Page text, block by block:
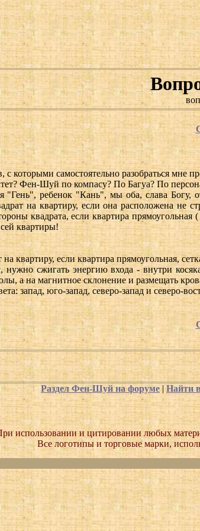
с которыми самостоятельно разобраться
Фен-Шуй по компасу? По Багуа? По
"Гень", ребенок "Кань", мы оба, слава
на квартиру, если она расположена не
квадрата, если квартира
квартиры!
квартиру, если квартира прямоугольная,
нужно сжигать энергию входа - внутри
а на магнитное склонение и размещать
запад, юго-запад, северо-запад и северо-
Раздел Фен-Шуй на форуме Найти
использовании и цитировании любых
Все логотипы и торговые марки,